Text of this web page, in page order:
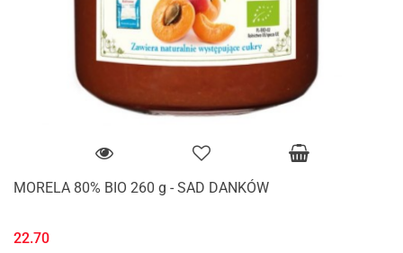
MORELA 80% BIO 260 g - SAD DANKÓW
22.70